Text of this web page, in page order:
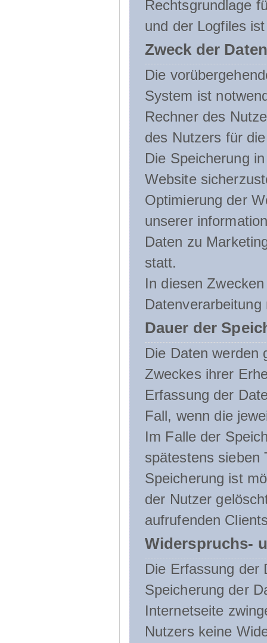
Rechtsgrundlage
und der Logfiles
Zweck der
Die
System ist
Rechner des
des Nutzers für
Die Speicherung
Website
Optimierung der
unserer
Daten zu
statt.
In diesen
Dauer der
Die Daten werden
Zweckes ihrer
Erfassung der
Fall, wenn die
Im Falle der
spätestens sieben
Speicherung ist
der Nutzer
aufrufenden
Widerspruchs-
Die Erfassung der
Speicherung der
Internetseite
Nutzers keine